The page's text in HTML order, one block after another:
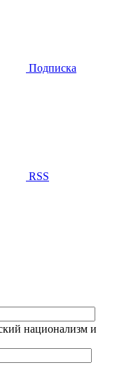
Подписка
RSS
национализм и